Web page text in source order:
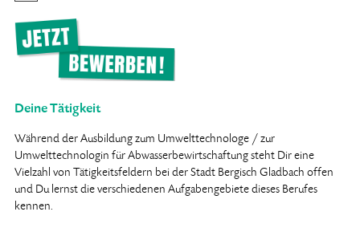
Deine Tätigkeit
Während der Ausbildung zum Umwelttechnologe / zur
Umwelttechnologin für Abwasserbewirtschaftung steht Dir eine
Vielzahl von Tätigkeitsfeldern bei der Stadt Bergisch Gladbach offen
und Du lernst die verschiedenen Aufgabengebiete dieses Berufes
kennen.